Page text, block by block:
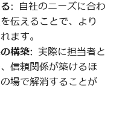
: 自社のニーズに合わ
伝えることで、より
ます。
構築: 実際に担当者と
信頼関係が築けるほ
場で解消することが